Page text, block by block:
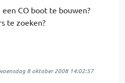
CO boot te bouwen?
te zoeken?
8 oktober 2008 14:02:57